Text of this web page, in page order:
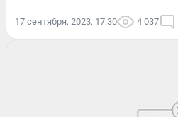
17 сентября, 2023, 17:30 4 037